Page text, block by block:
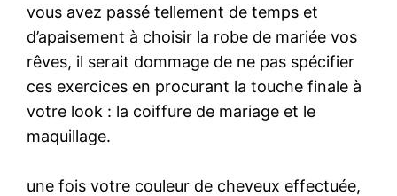
vous avez passé tellement de temps et
d’apaisement à choisir la robe de mariée vos
rêves, il serait dommage de ne pas spécifier
ces exercices en procurant la touche finale à
votre look : la coiffure de mariage et le
maquillage.
une fois votre couleur de cheveux effectuée,